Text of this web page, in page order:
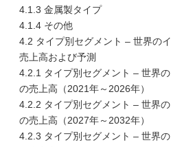
4.1.3 金属製タイプ
4.1.4 その他
4.2 タイプ別セグメント – 世界の
売上高および予測
4.2.1 タイプ別セグメント – 世界
の売上高（2021年～2026年）
4.2.2 タイプ別セグメント – 世界
の売上高（2027年～2032年）
4.2.3 タイプ別セグメント – 世界